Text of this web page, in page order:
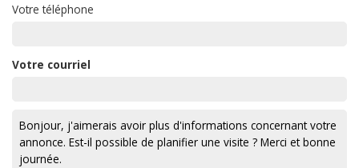
Votre téléphone
Votre courriel